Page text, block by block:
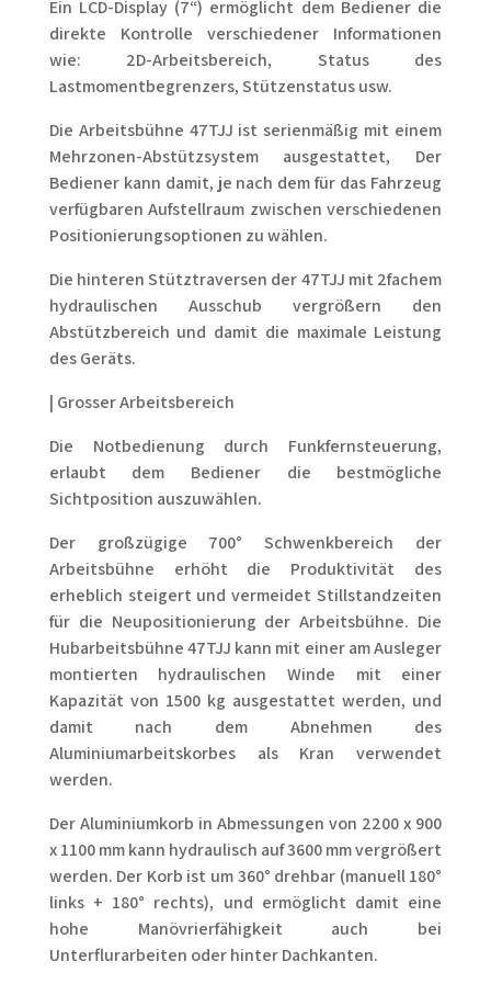
Ein LCD-Display (7“) ermöglicht dem Bediener die
direkte Kontrolle verschiedener Informationen
wie: 2D-Arbeitsbereich, Status des
Lastmomentbegrenzers, Stützenstatus usw.
Die Arbeitsbühne 47TJJ ist serienmäßig mit einem
Mehrzonen-Abstützsystem ausgestattet, Der
Bediener kann damit, je nach dem für das Fahrzeug
verfügbaren Aufstellraum zwischen verschiedenen
Positionierungsoptionen zu wählen.
Die hinteren Stütztraversen der 47TJJ mit 2fachem
hydraulischen Ausschub vergrößern den
Abstützbereich und damit die maximale Leistung
des Geräts.
| Grosser Arbeitsbereich
Die Notbedienung durch Funkfernsteuerung,
erlaubt dem Bediener die bestmögliche
Sichtposition auszuwählen.
Der großzügige 700° Schwenkbereich der
Arbeitsbühne erhöht die Produktivität des
erheblich steigert und vermeidet Stillstandzeiten
für die Neupositionierung der Arbeitsbühne. Die
Hubarbeitsbühne 47TJJ kann mit einer am Ausleger
montierten hydraulischen Winde mit einer
Kapazität von 1500 kg ausgestattet werden, und
damit nach dem Abnehmen des
Aluminiumarbeitskorbes als Kran verwendet
werden.
Der Aluminiumkorb in Abmessungen von 2200 x 900
x 1100 mm kann hydraulisch auf 3600 mm vergrößert
werden. Der Korb ist um 360° drehbar (manuell 180°
links + 180° rechts), und ermöglicht damit eine
hohe Manövrierfähigkeit auch bei
Unterflurarbeiten oder hinter Dachkanten.